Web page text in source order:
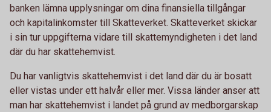
banken lämna upplysningar om dina finansiella tillgångar
och kapitalinkomster till Skatteverket. Skatteverket skickar
i sin tur uppgifterna vidare till skattemyndigheten i det land
där du har skattehemvist.
Du har vanligtvis skattehemvist i det land där du är bosatt
eller vistas under ett halvår eller mer. Vissa länder anser att
man har skattehemvist i landet på grund av medborgarskap